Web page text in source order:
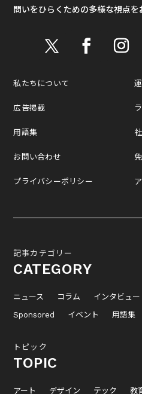
問いをひらくための多様な視点を
私たちについて
広告掲載
用語集
お問い合わせ
プライバシーポリシー
記事カテゴリー
CATEGORY
ニュース コラム インタビュー
Sponsored
イベント 用語集
トピック
TOPIC
アート デザイン テック 教